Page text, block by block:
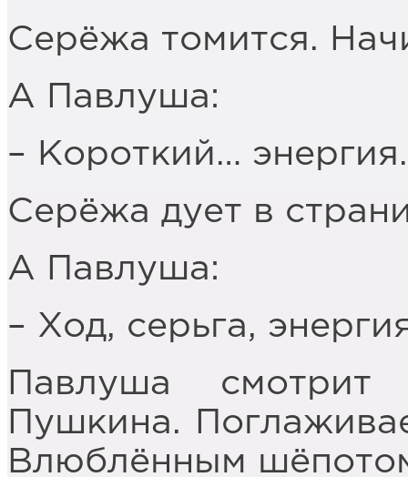
Серёжа томится.
А Павлуша:
– Короткий…
Серёжа дует в
А Павлуша:
– Ход, серьга,
Павлуша
Пушкина.
Влюблённым